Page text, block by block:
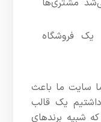
فروشگاه
سایت ما باعث
یک قالب
شبیه برندهای